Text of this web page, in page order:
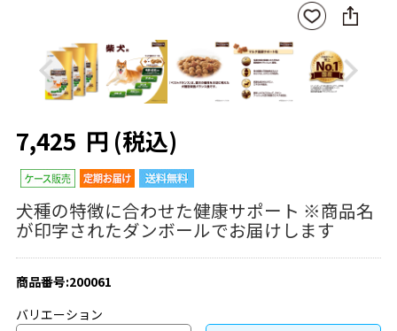
お気
に入
登録
SNS
に
ア
Previous Next
7,425 円 (税込)
犬種の特徴に合わせた健康サポート ※商品名
が印字されたダンボールでお届けします
商品番号:200061
バリエーション